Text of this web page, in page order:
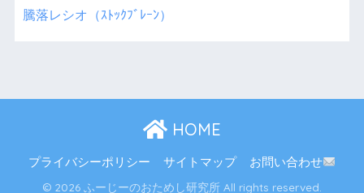
騰落レシオ（ｽﾄｯｸﾌﾞﾚｰﾝ）
HOME
プライバシーポリシー サイトマップ お問い合わせ
© 2026 ふーじーのおためし研究所 All rights reserved.